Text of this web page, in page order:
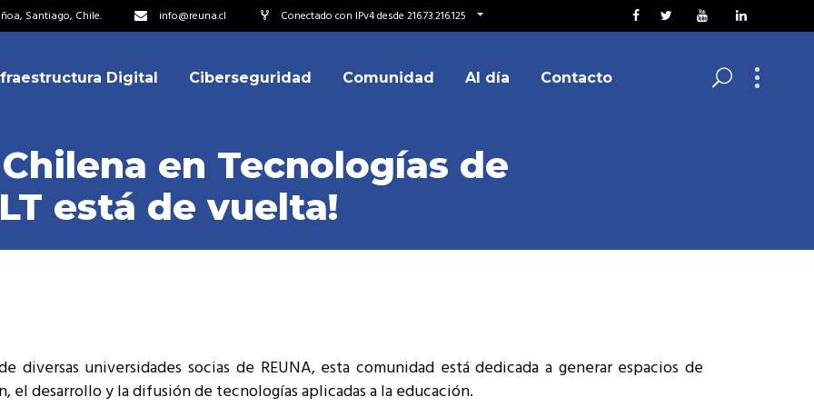
Santiago, Chile. info@reuna.cl Conectado con IPv4 desde 216.73.216.125
de Colaboración
Digital Ciberseguridad Comunidad Al día Contacto
en Tecnologías de
está de vuelta!
diversas universidades socias de REUNA, esta comunidad está dedicada a generar espacios de
el desarrollo y la difusión de tecnologías aplicadas a la educación.